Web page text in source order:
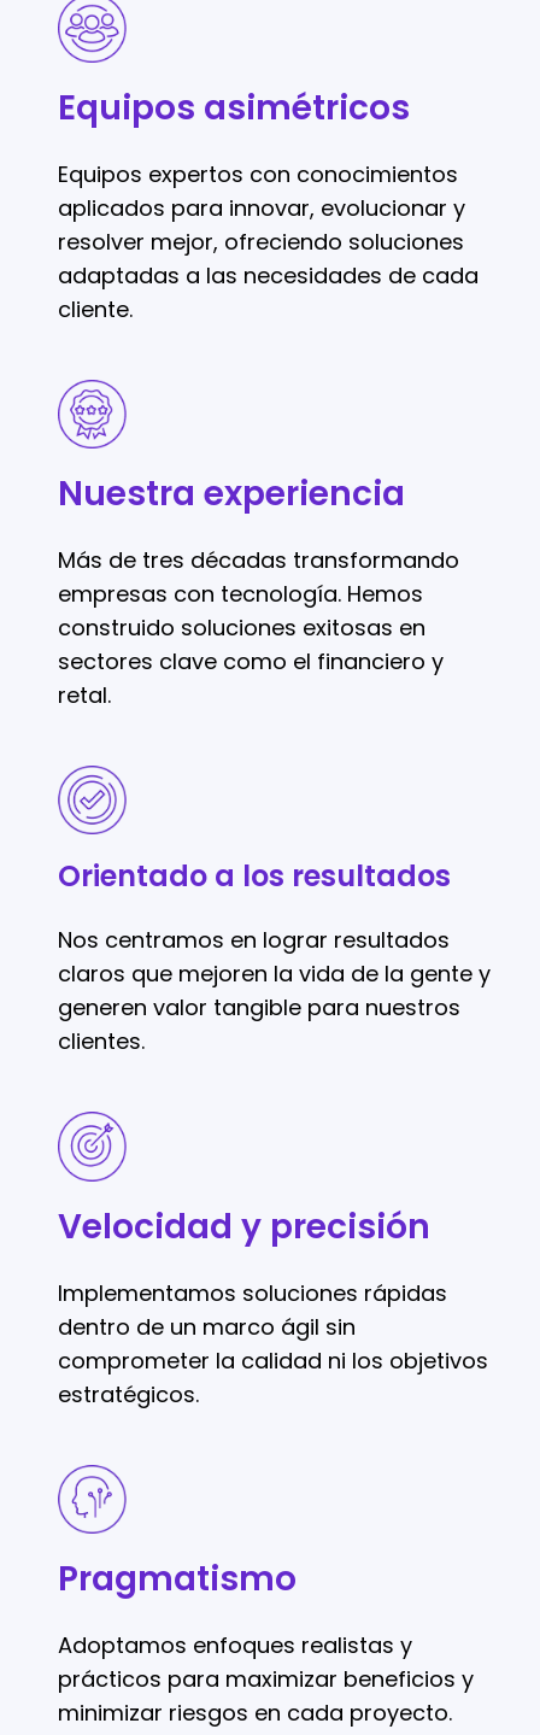
Equipos asimétricos
Equipos expertos con conocimientos
aplicados para innovar, evolucionar y
resolver mejor, ofreciendo soluciones
adaptadas a las necesidades de cada
cliente.
Equipos
asimétricos
Nuestra experiencia
Más de tres décadas transformando
empresas con tecnología. Hemos
construido soluciones exitosas en
sectores clave como el financiero y
retal.
Nuestra
experiencia
Orientado a los resultados
Nos centramos en lograr resultados
claros que mejoren la vida de la gente y
generen valor tangible para nuestros
clientes.
Orientado
resultados
Velocidad y precisión
Implementamos soluciones rápidas
dentro de un marco ágil sin
comprometer la calidad ni los objetivos
estratégicos.
Velocidad
Pragmatismo
Adoptamos enfoques realistas y
prácticos para maximizar beneficios y
minimizar riesgos en cada proyecto.
Pragmatismo